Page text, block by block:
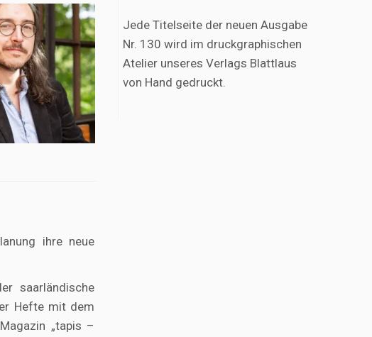
ihre neue
saarländische
Hefte mit dem
„tapis –
Jede Titelseite der neuen Ausgabe
Nr. 130 wird im druckgraphischen
Atelier unseres Verlags Blattlaus
von Hand gedruckt.